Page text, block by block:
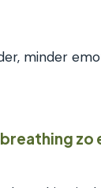
minder